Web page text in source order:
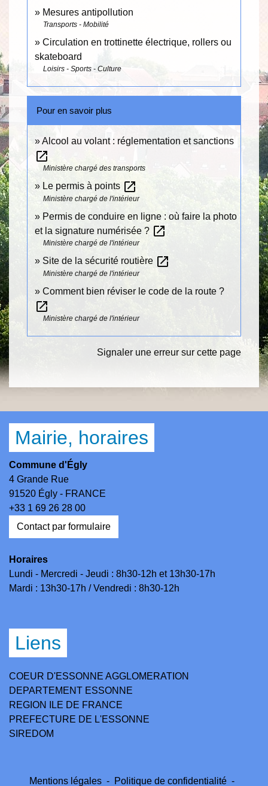
Mesures antipollution
Transports - Mobilité
Circulation en trottinette électrique, rollers ou
skateboard
Loisirs - Sports - Culture
Pour en savoir plus
Alcool au volant : réglementation et sanctions
open_in_new
Ministère chargé des transports
Le permis à points open_in_new
Ministère chargé de l'intérieur
Permis de conduire en ligne : où faire la photo
et la signature numérisée ? open_in_new
Ministère chargé de l'intérieur
Site de la sécurité routière open_in_new
Ministère chargé de l'intérieur
Comment bien réviser le code de la route ?
open_in_new
Ministère chargé de l'intérieur
Signaler une erreur sur cette page
Mairie, horaires
Commune d'Égly
4 Grande Rue
91520 Égly - FRANCE
+33 1 69 26 28 00
Contact par formulaire
Horaires
Lundi - Mercredi - Jeudi : 8h30-12h et 13h30-17h
Mardi : 13h30-17h / Vendredi : 8h30-12h
Liens
COEUR D'ESSONNE AGGLOMERATION
DEPARTEMENT ESSONNE
REGION ILE DE FRANCE
PREFECTURE DE L'ESSONNE
SIREDOM
Mentions légales - Politique de confidentialité -